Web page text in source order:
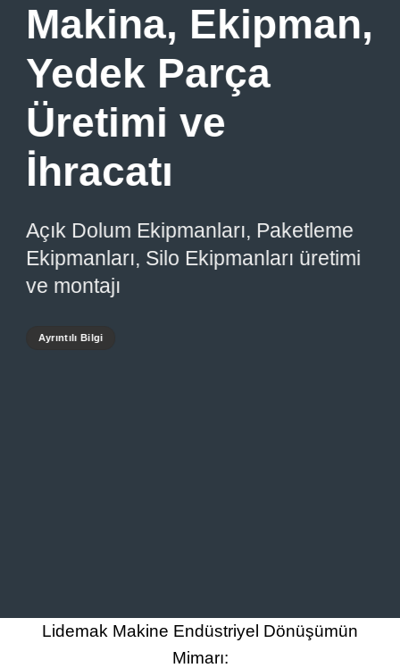
Makina, Ekipman,
Yedek Parça
Üretimi ve
İhracatı
Açık Dolum Ekipmanları, Paketleme
Ekipmanları, Silo Ekipmanları üretimi
ve montajı
Ayrıntılı Bilgi
Lidemak Makine Endüstriyel Dönüşümün
Mimarı: